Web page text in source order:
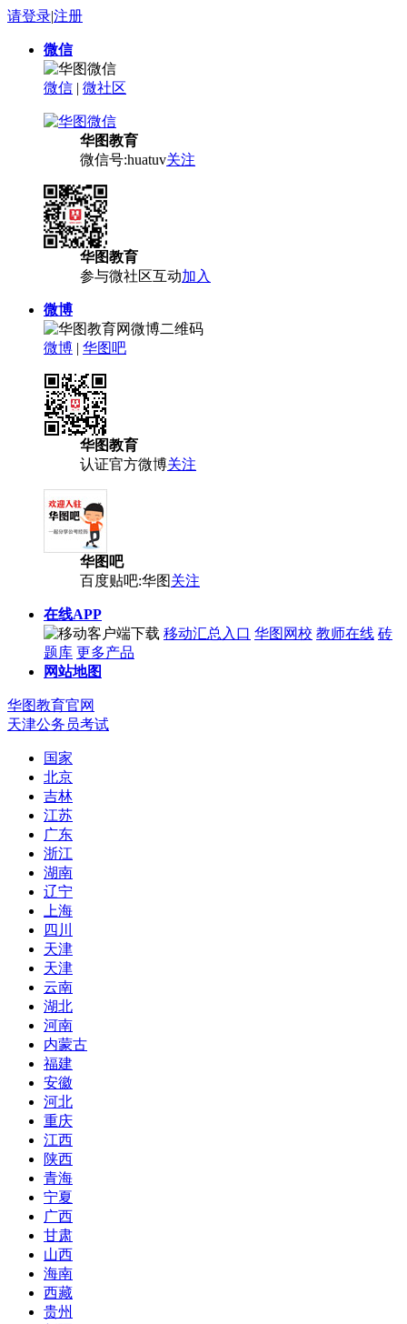
请登录|注册
微信
微信 | 微社区
华图教育
微信号:huatuv关注
华图教育
参与微社区互动加入
微博
微博 | 华图吧
华图教育
认证官方微博关注
华图吧
百度贴吧:华图关注
在线APP
移动汇总入口 华图网校 教师在线 砖
题库 更多产品
网站地图
华图教育官网
天津公务员考试
国家
北京
吉林
江苏
广东
浙江
湖南
辽宁
上海
四川
天津
天津
云南
湖北
河南
内蒙古
福建
安徽
河北
重庆
江西
陕西
青海
宁夏
广西
甘肃
山西
海南
西藏
贵州